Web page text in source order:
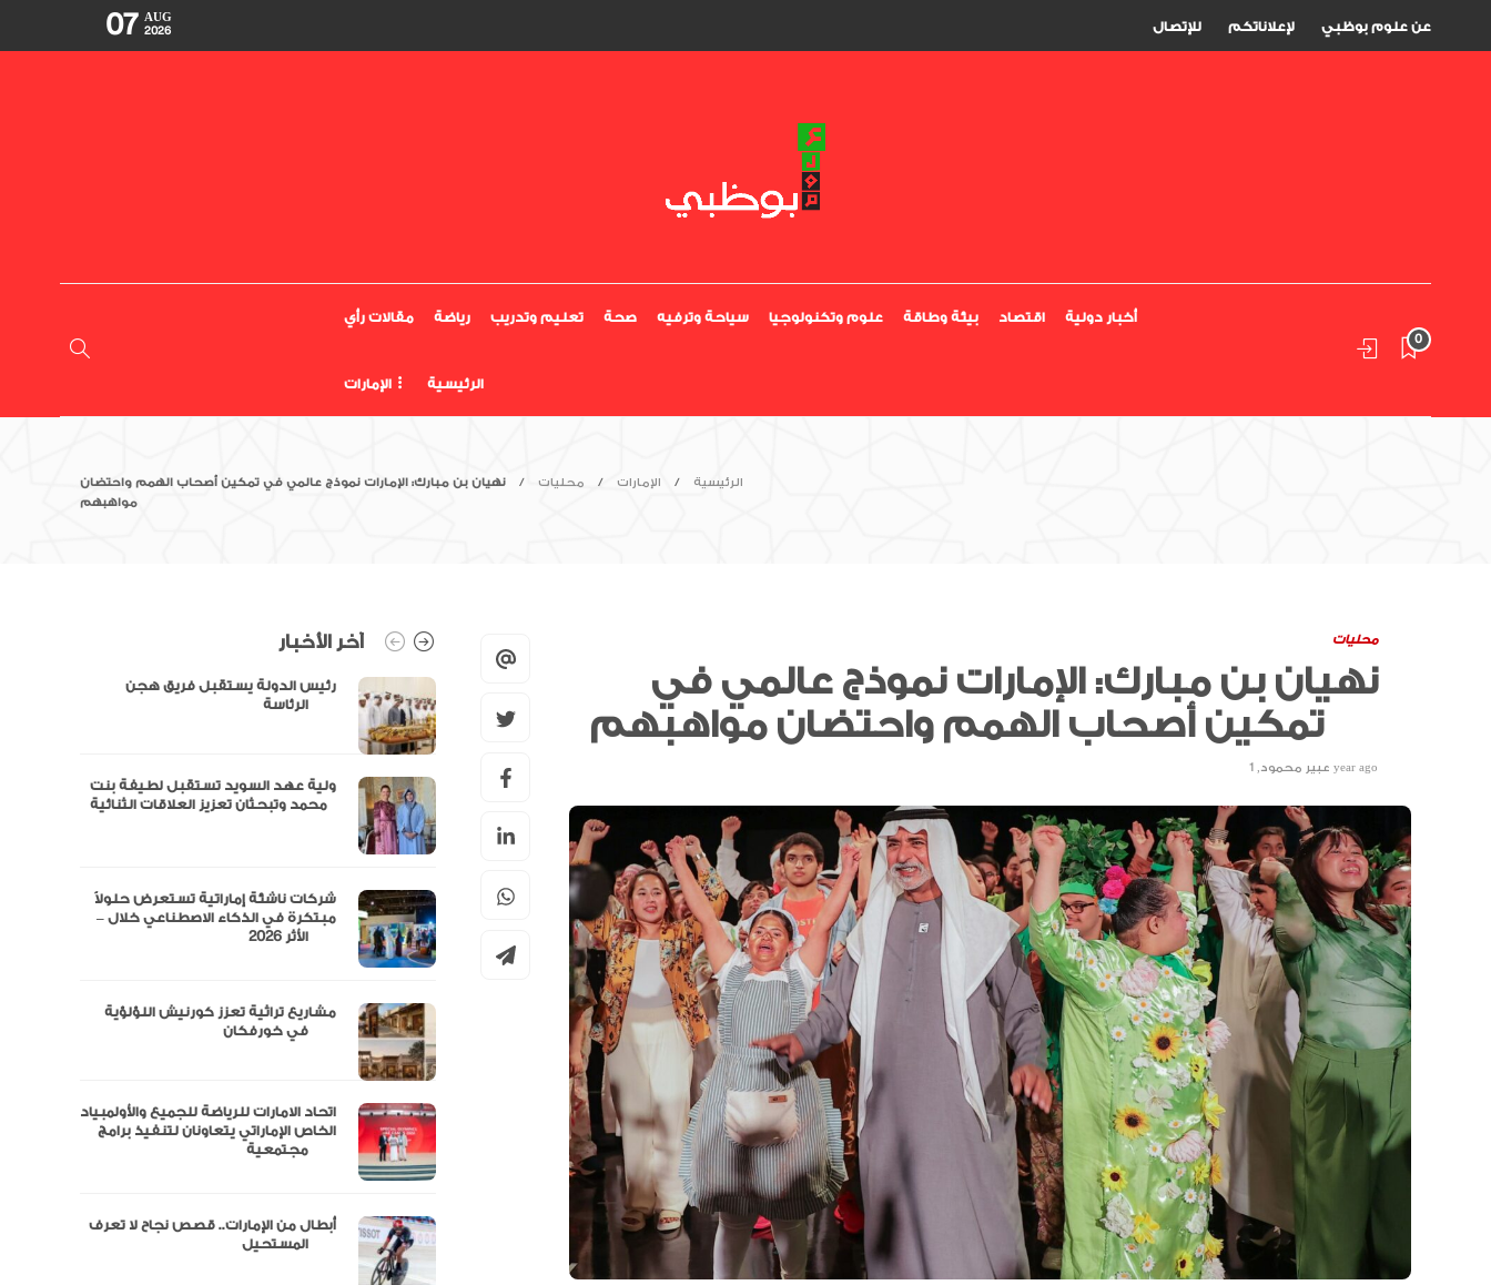
للإتصال لإعلاناتكم عن علوم بوظبي 07 AUG
2026
مقالات رأي رياضة تعليم وتدريب صحة سياحة وترفيه علوم وتكنولوجيا بيئة وطاقة اقتصاد أخبار دولية
الإمارات الرئيسية
0
الرئيسية الإمارات محليات
نهيان بن مبارك: الإمارات نموذج عالمي في تمكين أصحاب الهمم واحتضان
مواهبهم
محليات
نهيان بن مبارك: الإمارات نموذج عالمي في
تمكين أصحاب الهمم واحتضان مواهبهم
عبير محمود, 1 year ago
آخر الأخبار
رئيس الدولة يستقبل فريق هجن
ولية عهد السويد تستقبل لطيفة بنت
شركات ناشئة إماراتية تستعرض حلولاً
مبتكرة في الذكاء الاصطناعي خلال –
مشاريع تراثية تعزز كورنيش اللؤلؤية
اتحاد الامارات للرياضة للجميع والأولمبياد
الخاص الإماراتي يتعاونان لتنفيذ برامج
أبطال من الإمارات.. قصص نجاح لا تعرف
سوق دبي المالي يحصل على اعتراف
هيئة الرقابة على الأسواق المالية
السويسرية كمنصة تداول أجنبية
للرخصة المصرفية من المصرف
المركزي
مجلس الأعمال الإماراتي الهندي:
العلاقات الاقتصادية والاستثمارية بين
البلدين تشهد نموا متسارعا